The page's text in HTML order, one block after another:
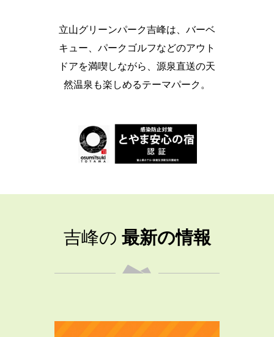
立山グリーンパーク吉峰は、バーベ
キュー、パークゴルフなどのアウト
ドアを満喫しながら、源泉直送の天
然温泉も楽しめるテーマパーク。
吉峰の 最新の情報